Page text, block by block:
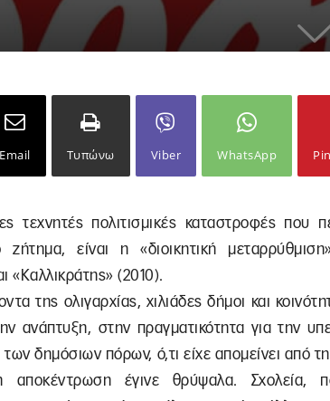
Email Τυπώνω Viber WhatsApp
τεχνητές πολιτισμικές καταστροφές που
ζήτημα, είναι η «διοικητική
«Καλλικράτης» (2010).
της ολιγαρχίας, χιλιάδες δήμοι και
ανάπτυξη, στην πραγματικότητα για την
δημόσιων πόρων, ό,τι είχε απομείνει από
αποκέντρωση έγινε θρύψαλα. Σχολεία,